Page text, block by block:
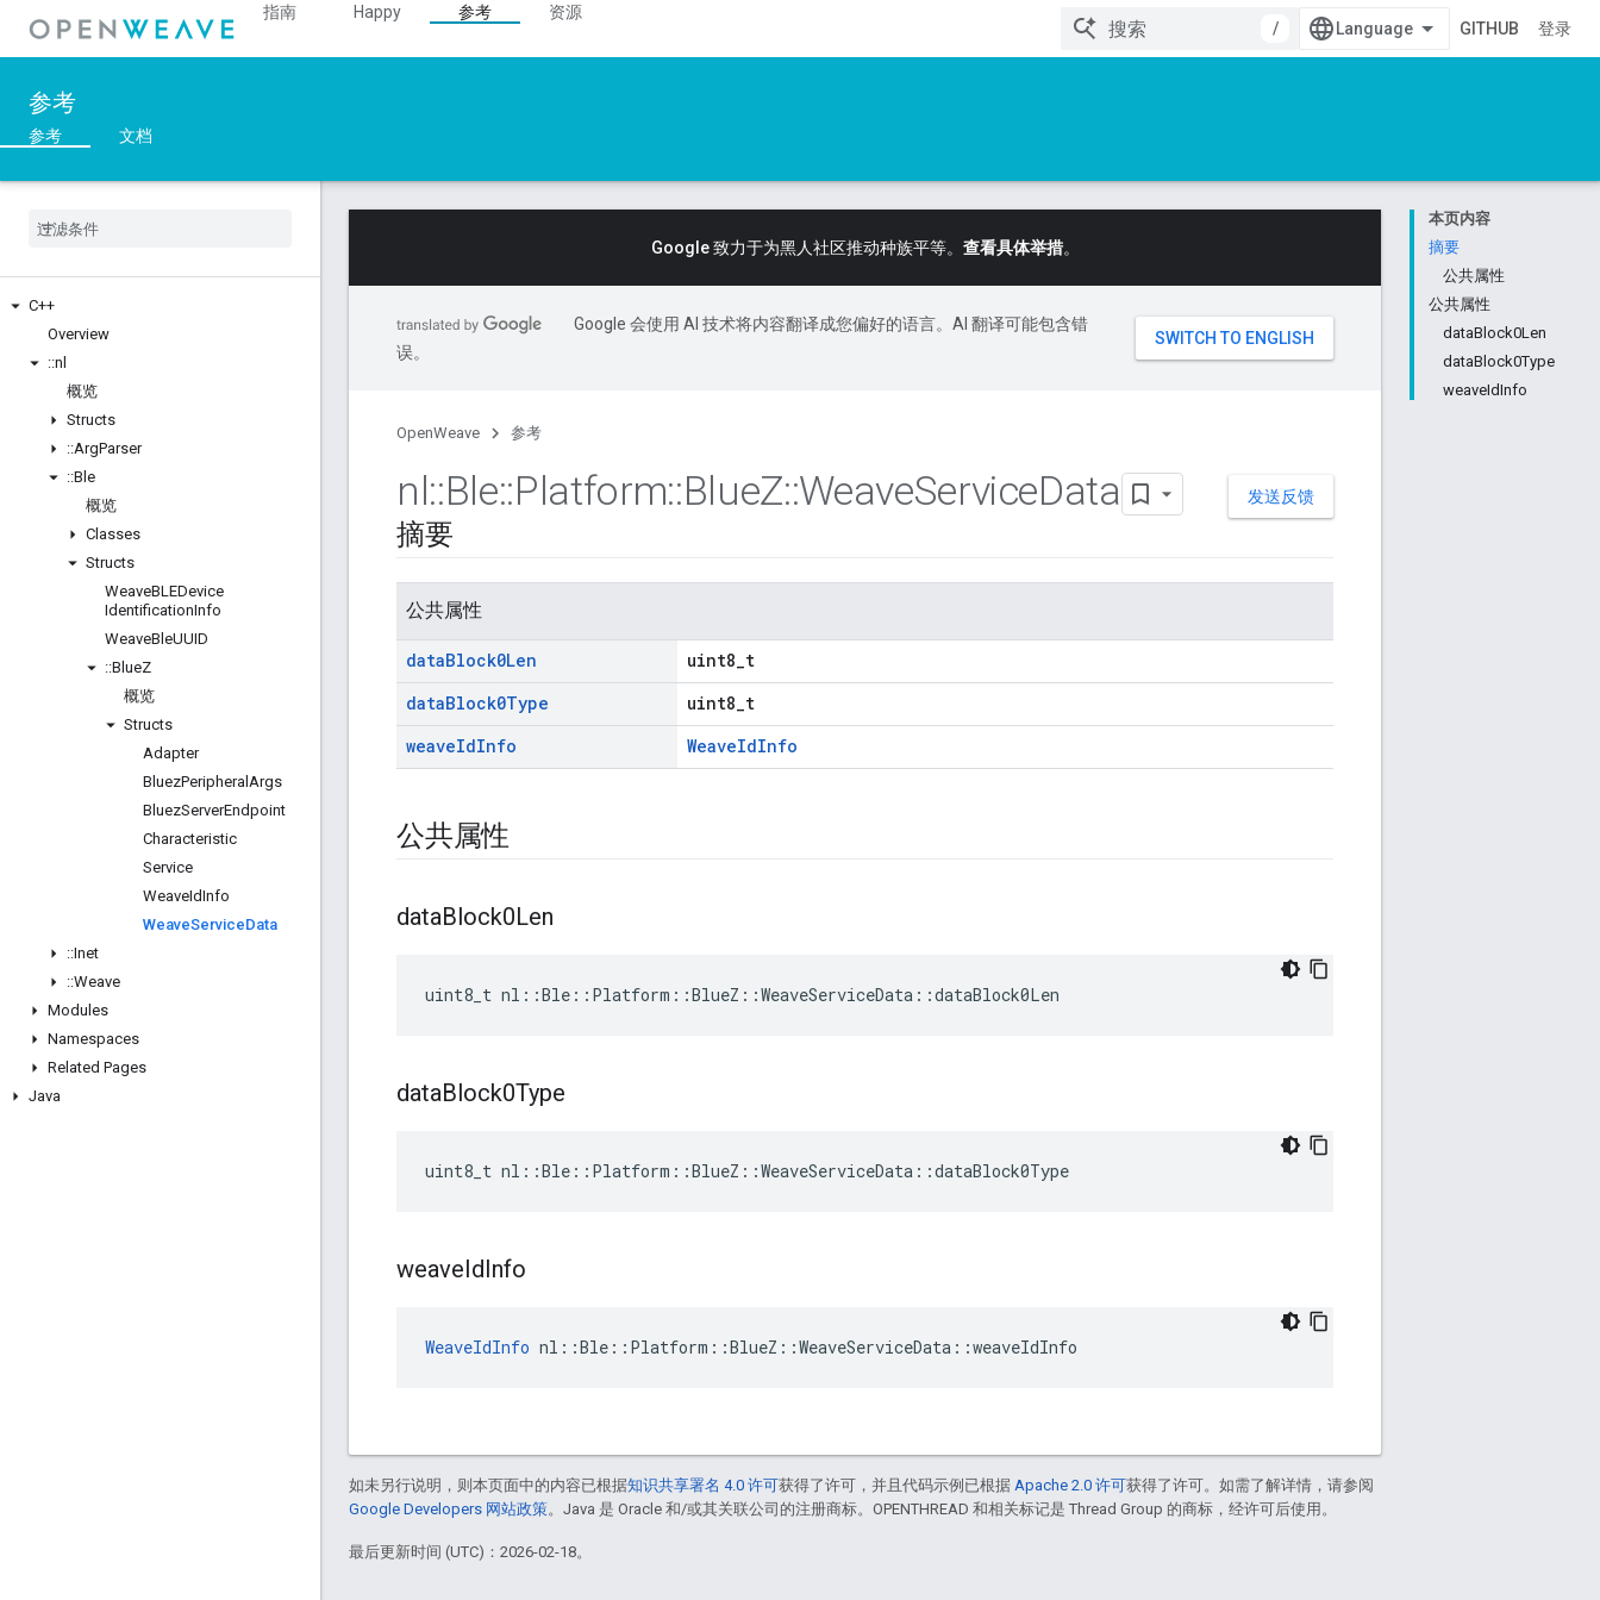
指南 Happy 参考
资源
/
GITHUB 登录
参考
参考 文档
C++
Overview
::nl
概览
Structs
::ArgParser
::Ble
概览
Classes
Structs
WeaveBLEDevice
IdentificationInfo
WeaveBleUUID
::BlueZ
概览
Structs
Adapter
BluezPeripheral Args
BluezServerEndpoint
Characteristic
Service
WeaveIdInfo
WeaveServiceData
::Inet
::Weave
Modules
Namespaces
Related Pages
Java
本页内容
摘要
公共属性
公共属性
dataBlock0Len
dataBlock0Type
weaveIdInfo
Google 致力于为黑人社区推动种族平等。 查看具体举措。
Google 会使用 AI 技术将内容翻译成您偏好的语言。AI 翻译可能包含错
误。
OpenWeave 参考
发送反馈
nl::Ble::Platform::BlueZ::WeaveServiceData
摘要
公共属性
dataBlock0Len
uint8_t
dataBlock0Type
uint8_t
weaveIdInfo WeaveIdInfo
公共属性
dataBlock0Len
uint8_t nl::Ble::Platform::BlueZ::WeaveServiceData::dataBlock0Len
dataBlock0Type
uint8_t nl::Ble::Platform::BlueZ::WeaveServiceData::dataBlock0Type
weaveIdInfo
WeaveIdInfo nl::Ble::Platform::BlueZ::WeaveServiceData::weaveIdInfo
如未另行说明，则本页面中的内容已根据知识共享署名 4.0 许可获得了许可，并且代码示例已根据 Apache 2.0 许可获得了许可。如需了解详情，请参阅
Google Developers 网站政策。Java 是 Oracle 和/或其关联公司的注册商标。OPENTHREAD 和相关标记是 Thread Group 的商标，经许可后使用。
最后更新时间 (UTC)：2026-02-18。